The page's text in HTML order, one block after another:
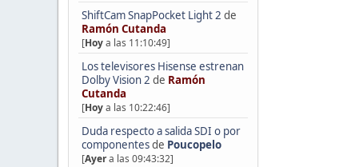
ShiftCam SnapPocket Light 2 de
Ramón Cutanda
[Hoya las 11:10:49]
Los televisores Hisense estrenan
Dolby Vision 2 de Ramón
Cutanda
[Hoya las 10:22:46]
Duda respecto a salida SDI o por
componentesde Poucopelo
[Ayera las 09:43:32]